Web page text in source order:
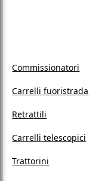
Commissionatori
Carrelli fuoristrada
Retrattili
Carrelli telescopici
Trattorini